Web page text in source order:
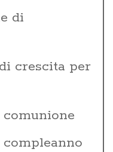
di
crescita per